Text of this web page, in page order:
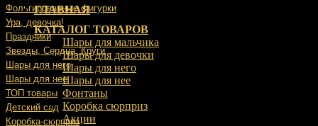
Фольгированные фигурки
Ура, девочка!
Праздники
Звезды, Сердца, Круги
Шары для него
Шары для нее
ТОП товары
Детский сад
Коробка-сюрприз
ГЛАВНАЯ
КАТАЛОГ ТОВАРОВ
Шары для мальчика
Шары для девочки
Шары для него
Шары для нее
Фонтаны
Коробка сюрприз
Акции